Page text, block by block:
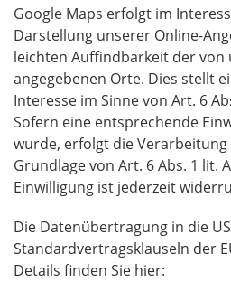
Google Maps erfolgt im
Darstellung unserer Online-
leichten Auffindbarkeit der von
angegebenen Orte. Dies stellt
Interesse im Sinne von Art. 6
Sofern eine entsprechende
wurde, erfolgt die
Grundlage von Art. 6 Abs. 1 lit.
Einwilligung ist jederzeit
Die Datenübertragung in die
Standardvertragsklauseln der
Details finden Sie hier: